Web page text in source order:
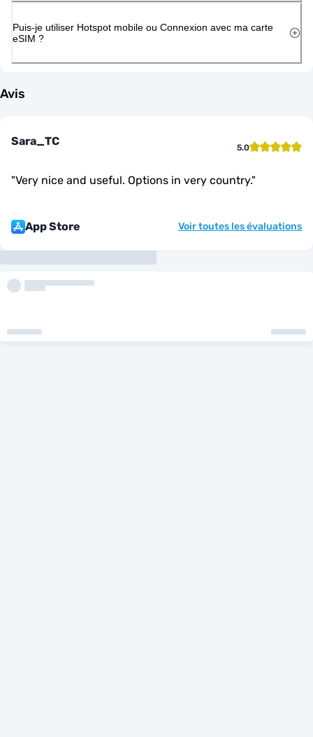
Puis-je utiliser Hotspot mobile ou Connexion avec ma carte
eSIM ?
Avis
Sara_TC 5.0
"Very nice and useful. Options in very country."
App Store Voir toutes les évaluations